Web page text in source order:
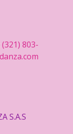
(321) 803-
S.A.S